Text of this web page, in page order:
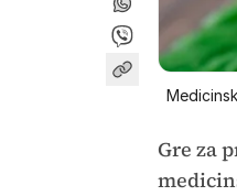
Gre za